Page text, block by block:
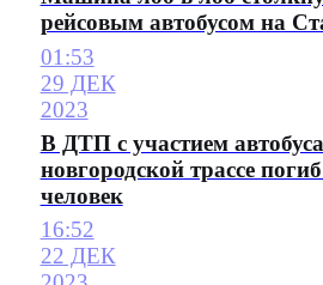
рейсовым автобусом на
01:53
29 ДЕК
2023
В ДТП с участием
новгородской трассе
человек
16:52
22 ДЕК